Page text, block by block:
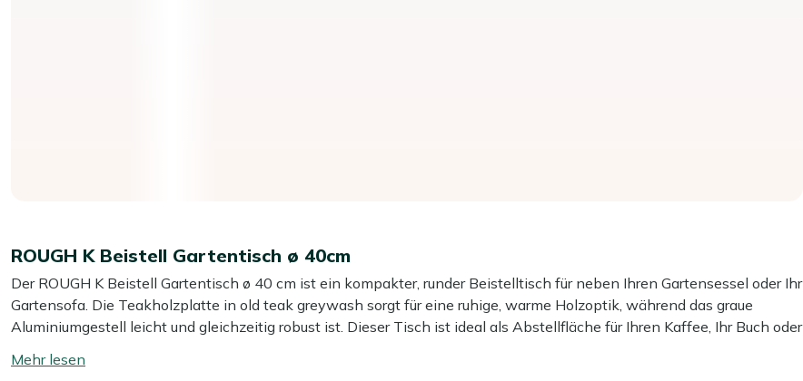
ROUGH K Beistell Gartentisch ø 40cm
Der ROUGH K Beistell Gartentisch ø 40 cm ist ein kompakter, runder Beistelltisch für neben Ihren Gartensessel oder Ihr
Gartensofa. Die Teakholzplatte in old teak greywash sorgt für eine ruhige, warme Holzoptik, während das graue
Aluminiumgestell leicht und gleichzeitig robust ist. Dieser Tisch ist ideal als Abstellfläche für Ihren Kaffee, Ihr Buch oder
von 40 cm und einer Höhe von 41 cm können Sie ihn ganz einfach dorthin stellen, wo Sie ihn gerade brauchen.